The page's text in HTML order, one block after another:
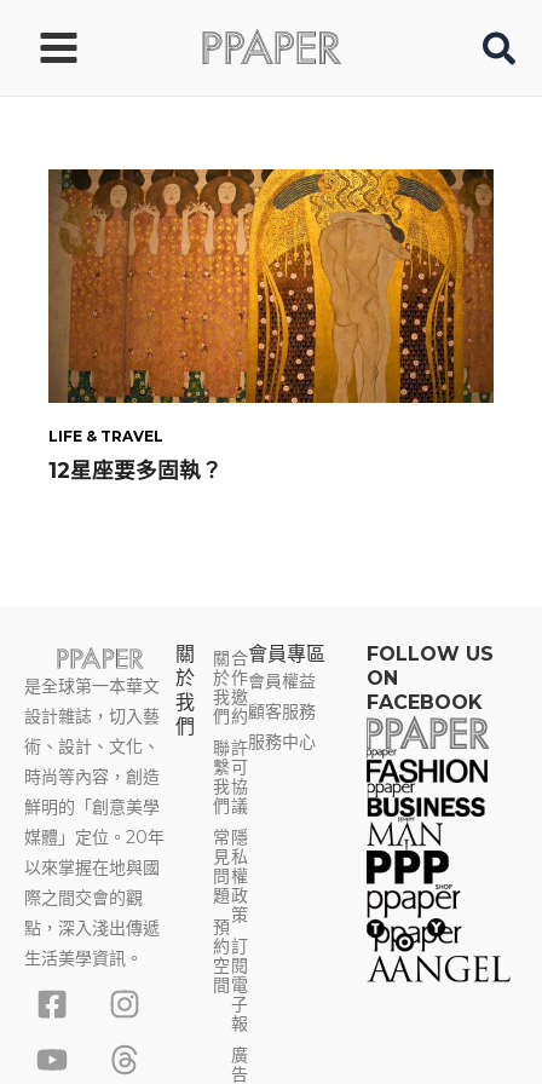
要
LIFE & TRAVEL
12星座要多固執？
是全球第一本華文
設計雜誌，切入藝
術、設計、文化、
時尚等內容，創造
鮮明的「創意美學
媒體」定位。20年
以來掌握在地與國
際之間交會的觀
點，深入淺出傳遞
生活美學資訊。
F
a
c
I
n
s
Y
o
u
T
h
r
關
於
我
們
關
於
我
們
聯
繫
我
們
常
見
問
題
預
約
空
間
合
作
邀
約
許
可
協
議
隱
私
權
政
策
訂
閱
電
子
報
廣
告
會員專區​
會員權益
顧客服務
服務中心
FOLLOW US
ON
FACEBOOK